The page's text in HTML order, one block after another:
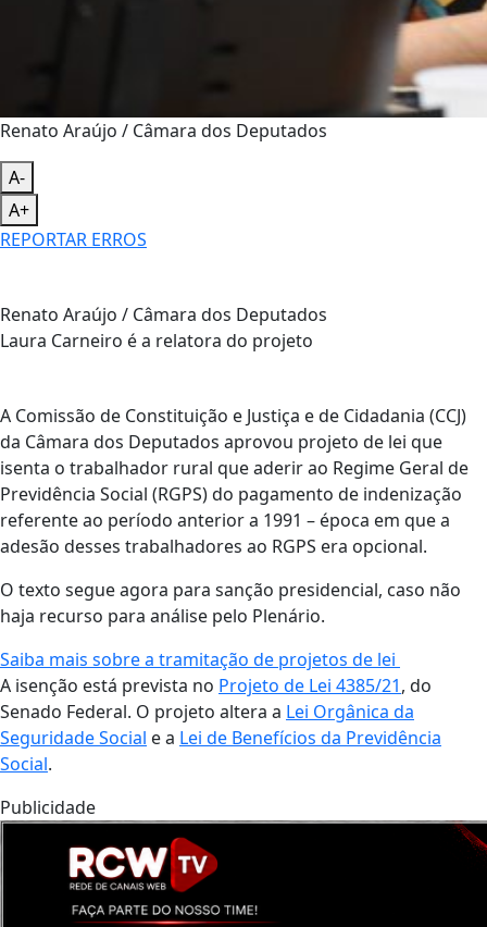
Renato Araújo / Câmara dos Deputados
A-
A+
REPORTAR ERROS
Renato Araújo / Câmara dos Deputados
Laura Carneiro é a relatora do projeto
A Comissão de Constituição e Justiça e de Cidadania (CCJ)
da Câmara dos Deputados aprovou projeto de lei que
isenta o trabalhador rural que aderir ao Regime Geral de
Previdência Social (RGPS) do pagamento de indenização
referente ao período anterior a 1991 – época em que a
adesão desses trabalhadores ao RGPS era opcional.
O texto segue agora para sanção presidencial, caso não
haja recurso para análise pelo Plenário.
Saiba mais sobre a tramitação de projetos de lei
A isenção está prevista no Projeto de Lei 4385/21, do
Senado Federal. O projeto altera a Lei Orgânica da
Seguridade Social e a Lei de Benefícios da Previdência
Social.
Publicidade